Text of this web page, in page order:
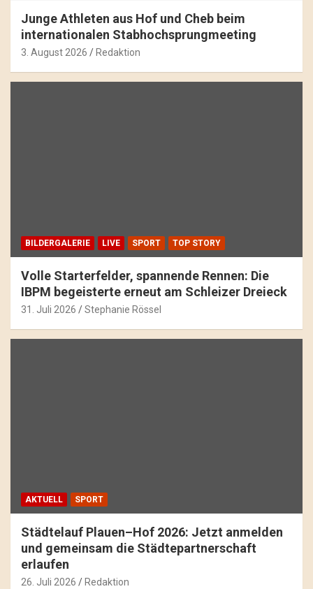
Junge Athleten aus Hof und Cheb beim
internationalen Stabhochsprungmeeting
3. August 2026 Redaktion
BILDERGALERIE LIVE SPORT TOP STORY
Volle Starterfelder, spannende Rennen: Die
IBPM begeisterte erneut am Schleizer Dreieck
31. Juli 2026 Stephanie Rössel
AKTUELL SPORT
Städtelauf Plauen–Hof 2026: Jetzt anmelden
und gemeinsam die Städtepartnerschaft
erlaufen
26. Juli 2026 Redaktion